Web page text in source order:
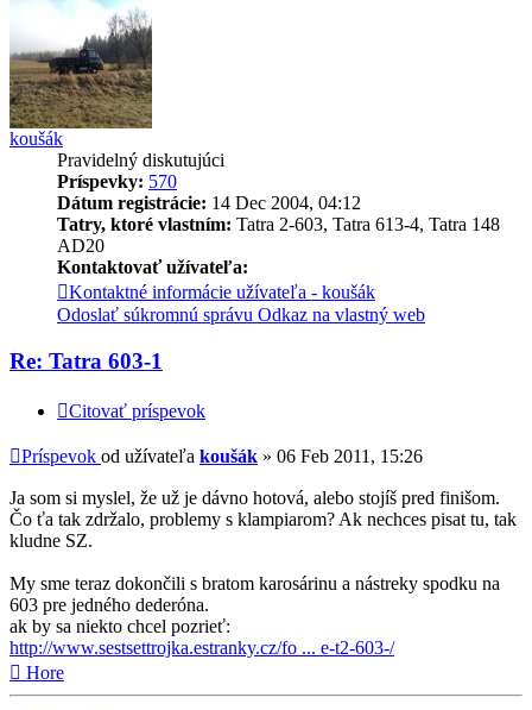
koušák
Pravidelný diskutujúci
Príspevky: 570
Dátum registrácie: 14 Dec 2004, 04:12
Tatry, ktoré vlastním: Tatra 2-603, Tatra 613-4, Tatra 148
AD20
Kontaktovať užívateľa:
Kontaktné informácie užívateľa - koušák
Odoslať súkromnú správu Odkaz na vlastný web
Re: Tatra 603-1
Citovať príspevok
Príspevok od užívateľa koušák » 06 Feb 2011, 15:26
Ja som si myslel, že už je dávno hotová, alebo stojíš pred finišom.
Čo ťa tak zdržalo, problemy s klampiarom? Ak nechces pisat tu, tak
kludne SZ.
My sme teraz dokončili s bratom karosárinu a nástreky spodku na
603 pre jedného dederóna.
ak by sa niekto chcel pozrieť:
http://www.sestsettrojka.estranky.cz/fo ... e-t2-603-/
Hore